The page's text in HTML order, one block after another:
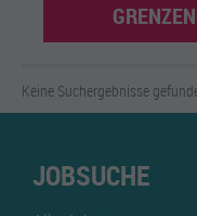
Keine Suchergebnisse
JOBSUCHE